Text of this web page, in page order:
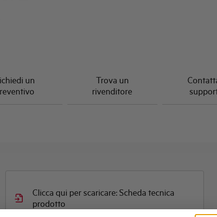
un
Trova un
rivenditore
Clicca qui per scaricare: Scheda tecnica
prodotto